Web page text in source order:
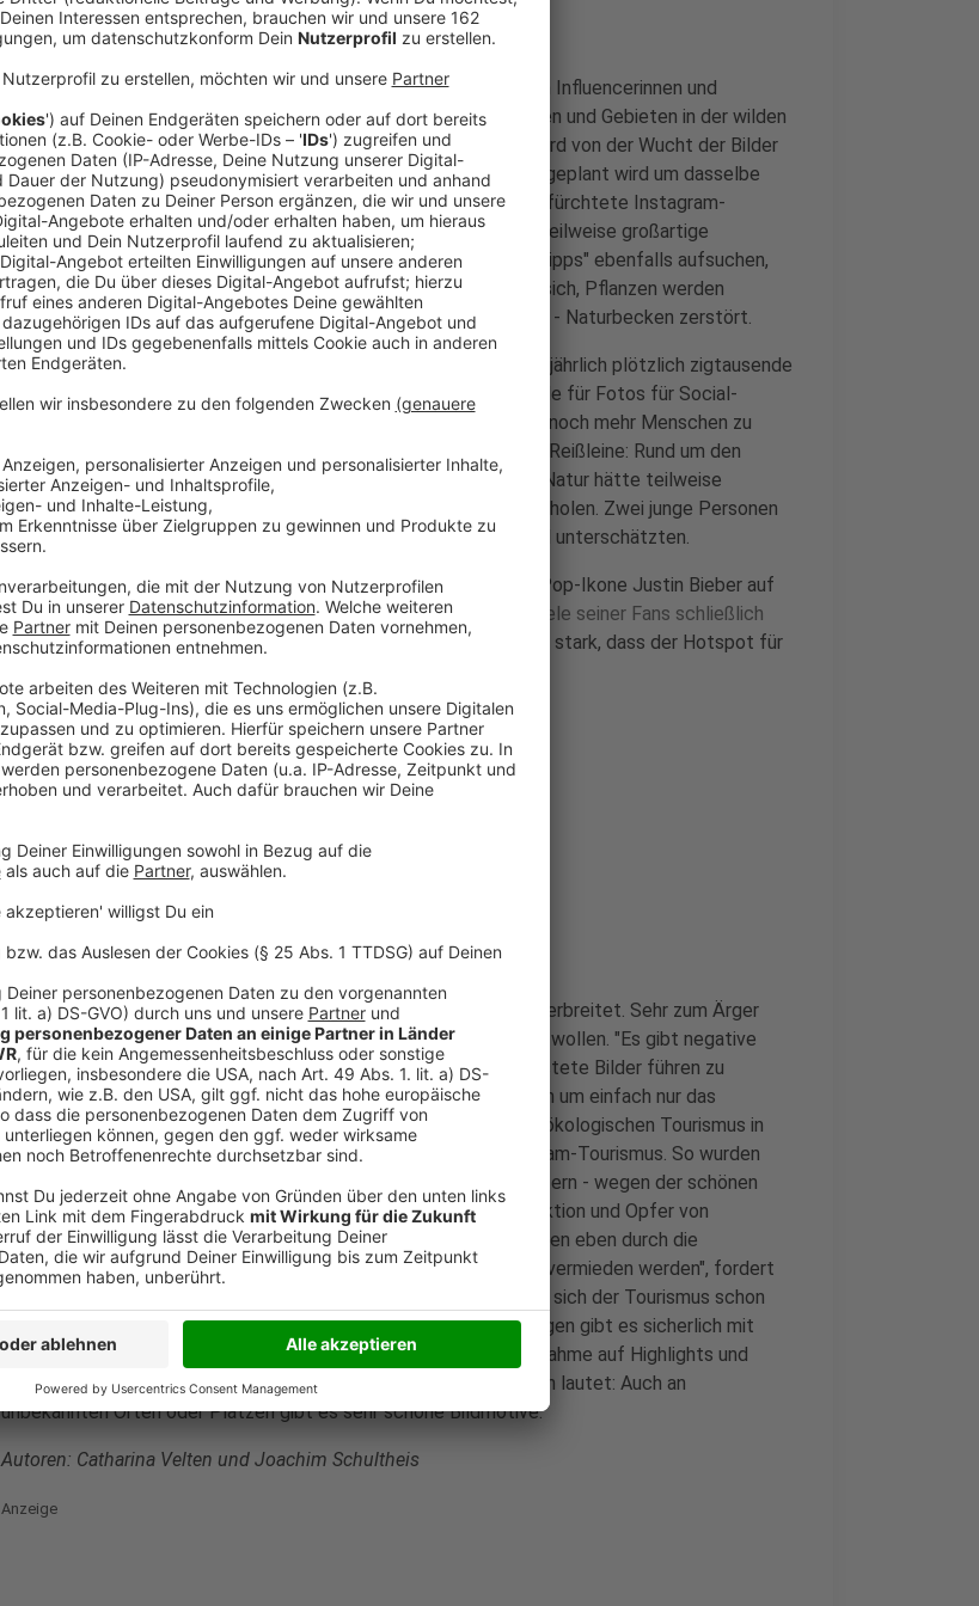
Ein mittlerweile bekanntes Bild: Auf Social-Media-Kanälen posten Influencerinnen und
Influencer, berühmte Persönlichkeiten und Stars Bilder von Plätzen und Gebieten in der wilden
Natur, an denen man wohl mal gewesen sein muss. Manch einer wird von der Wucht der Bilder
so beeindruckt, dass gleich eine Reise an diesen besonderen Ort geplant wird um dasselbe
Naturspektakel zu erleben. Dadurch entsteht der mittlerweile gefürchtete Instagram-
Tourismus. Denn immer häufiger werden Fälle bekannt, an denen teilweise großartige
Naturerlebnisse durch die Schar an Menschen, die diese "Geheimtipps" ebenfalls aufsuchen,
teils oder sogar komplett zerstört werden. Plastikmüll sammelt sich, Pflanzen werden
umgetrampelt, Wildtiere vertrieben oder - in einem speziellen Fall - Naturbecken zerstört.
So geschehen am Königsee in Berchtesgarden 2021. Dort kamen jährlich plötzlich zigtausende
Menschen an die natürlichen Pools des Königsbach-Falls. Es wurde für Fotos für Social-
Media-Plattformen posiert, die auf Instagram dazu führten, dass noch mehr Menschen zu
diesen Wasserbecken strömten. Der Park zog schlussendlich die Reißleine: Rund um den
Aussichtspunkt an den Wasserfällen wurde alles abgesperrt, die Natur hätte teilweise
erhebliche Schäden davongetragen und müsse sich erst einmal erholen. Zwei junge Personen
ertranken sogar in einem der Becken, weil sie das Wasser generell unterschätzten.
Ein ähnlicher Fall wurde bereits im Jahr 2019 schon bekannt. Als Pop-Ikone Justin Bieber auf
Island an derFjaðrárgljúfur-Schlucht ein Video drehte, mussten viele seiner Fans schließlich
dorthin reisen.Der Ansturm schadete dem fragilen Ökosystem so stark, dass der Hotspot für
Anzeige
Anzeige
Diese Erkenntnis ist nicht neu, hat sich mittlerweile bundesweit verbreitet. Sehr zum Ärger
vieler Menschen und derer, die gewisse Naturspektakel schützen wollen. "Es gibt negative
Auswüchse und Beispiele, wo das wirklich Überhand nimmt. Gepostete Bilder führen zu
Menschenmassen, die nur für ein einziges Foto in Gegenden reisen um einfach nur das
perfekte Bild zu bekommen", erklärt Rolf Spittler vom Verein für ökologischen Tourismus in
Europa. Auch in Nordrhein-Westfalen gibt es Beispiele für Instagram-Tourismus. So wurden
Menschen dabei beobachtet, wie sie in Bonn in Kirschbäume klettern - wegen der schönen
Blüten. Tulpenfelder in Jüchen waren ebenfalls eine riesige Attraktion und Opfer von
Zerstörung, bis die Felder gesperrt wurden. "Flora und Fauna werden eben durch die
Menschenmassen beeinträchtigt. Das sollte nach Möglichkeiten vermieden werden", fordert
Spittler. Der Verein für ökologischen Tourismus beobachtet, dass sich der Tourismus schon
verändert habe. "Durch Influencer oder Posts verursachte Wirkungen gibt es sicherlich mit
Extremfällen. Wir sehen allerdings auch allgemein eine starke Zunahme auf Highlights und
Hotspots", so Spittler. Der simple und einfache Tipp des Experten lautet: Auch an
unbekannten Orten oder Plätzen gibt es sehr schöne Bildmotive.
Autoren: Catharina Velten und Joachim Schultheis
Anzeige